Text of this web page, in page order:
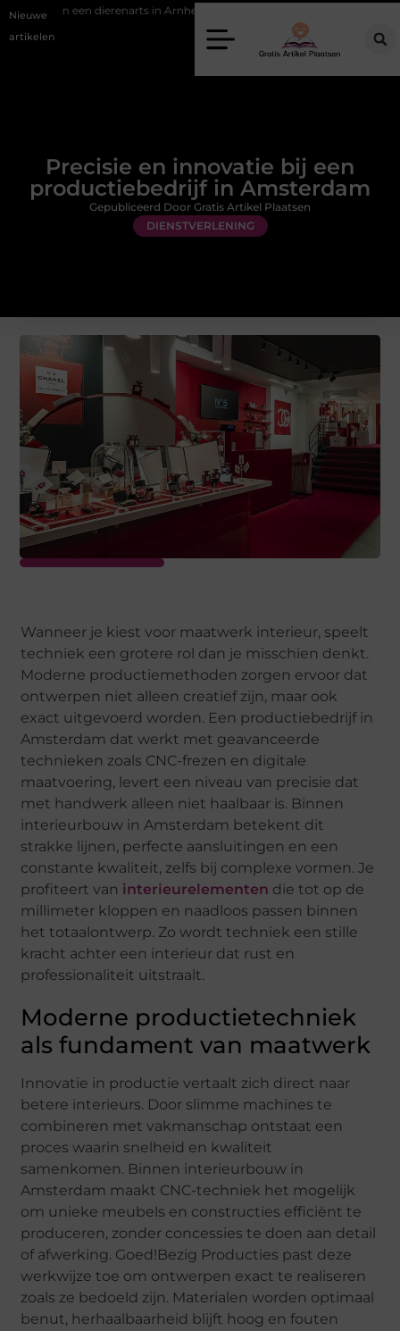
Nieuwe
artikelen
dierenarts in Arnhem Stijlvolle en passende galajurken kiezen
Precisie en innovatie bij een
productiebedrijf in Amsterdam
DIENSTVERLENING
Gepubliceerd Door Gratis Artikel Plaatsen
Wanneer je kiest voor maatwerk interieur, speelt
techniek een grotere rol dan je misschien denkt.
Moderne productiemethoden zorgen ervoor dat
ontwerpen niet alleen creatief zijn, maar ook
exact uitgevoerd worden. Een productiebedrijf in
Amsterdam dat werkt met geavanceerde
technieken zoals CNC-frezen en digitale
maatvoering, levert een niveau van precisie dat
met handwerk alleen niet haalbaar is. Binnen
interieurbouw in Amsterdam betekent dit
strakke lijnen, perfecte aansluitingen en een
constante kwaliteit, zelfs bij complexe vormen. Je
profiteert van interieurelementen die tot op de
millimeter kloppen en naadloos passen binnen
het totaalontwerp. Zo wordt techniek een stille
kracht achter een interieur dat rust en
professionaliteit uitstraalt.
Moderne productietechniek
als fundament van maatwerk
Innovatie in productie vertaalt zich direct naar
betere interieurs. Door slimme machines te
combineren met vakmanschap ontstaat een
proces waarin snelheid en kwaliteit
samenkomen. Binnen interieurbouw in
Amsterdam maakt CNC-techniek het mogelijk
om unieke meubels en constructies efficiënt te
produceren, zonder concessies te doen aan detail
of afwerking. Goed!Bezig Producties past deze
werkwijze toe om ontwerpen exact te realiseren
zoals ze bedoeld zijn. Materialen worden optimaal
benut, herhaalbaarheid blijft hoog en fouten